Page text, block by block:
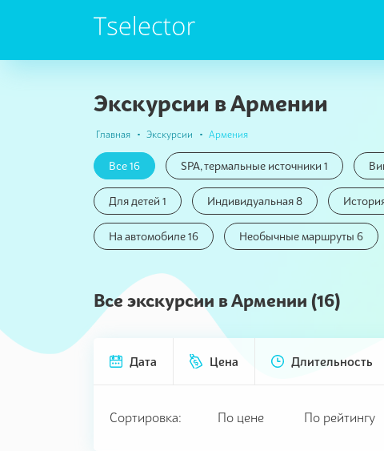
Экскурсии в Армении
Главная Экскурсии Армения
Все 16 SPA, термальные источники 1
Для детей 1 Индивидуальная 8
На автомобиле 16 Необычные маршруты 6
Все экскурсии в Армении (16)
Дата Цена Длительность
Сортировка: По цене По рейтингу